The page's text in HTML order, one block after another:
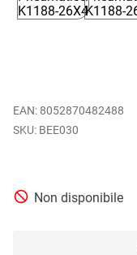
EAN: 8052870482488
BEE030
Non disponibile